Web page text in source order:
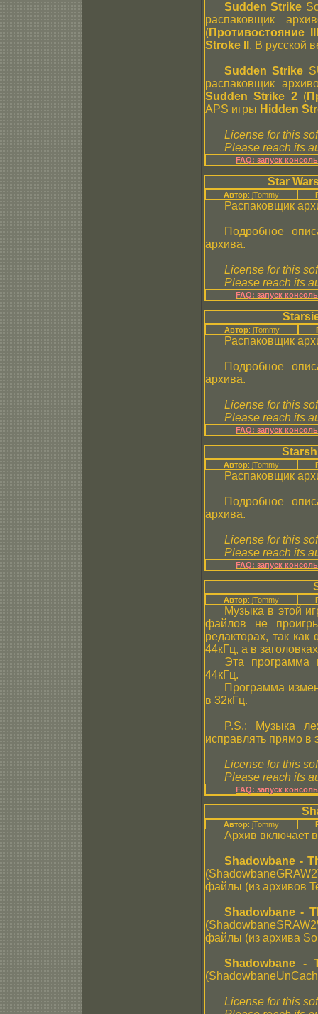
Sudden Strike
распаковщик
(Противостояние
Stroke II . В русской
Sudden Strike
распаковщик
Sudden Strike 2(
APS игры Hidden
License for this
Please reach its
FAQ: запуск
Star
Автор: jTommy
Распаковщик
Подробное
архива.
License for this
Please reach its
FAQ: запуск
Автор: jTommy
Распаковщик
Подробное
архива.
License for this
Please reach its
FAQ: запуск
Автор: jTommy
Распаковщик
Подробное
архива.
License for this
Please reach its
FAQ: запуск
Автор: jTommy
Музыка в этой
файлов не
редакторах, так
44кГц, а в
Эта программа
44кГц.
Программа
в 32кГц.
P.S.: Музыка
исправлять прямо в
License for this
Please reach its
FAQ: запуск
Автор: jTommy
Архив включает
Shadowbane -
файлы (из архивов
Shadowbane -
файлы (из архива
Shadowbane -
License for this